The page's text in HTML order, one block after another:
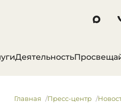
Деятельность
Главная Пресс-центр